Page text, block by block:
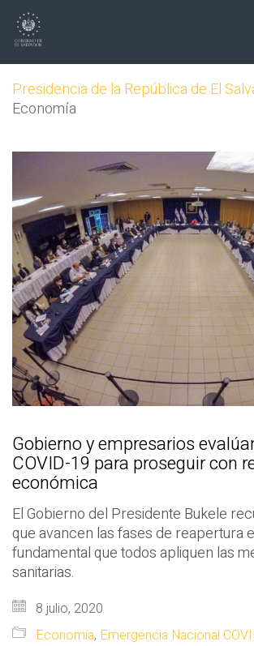
Presidencia de la República de El
Economía
Gobierno y empresarios
COVID-19 para proseguir con
económica
El Gobierno del Presidente Bukele
que avancen las fases de reapertura
fundamental que todos apliquen las
sanitarias.
8 julio, 2020
Economía, Emergencia Nacional